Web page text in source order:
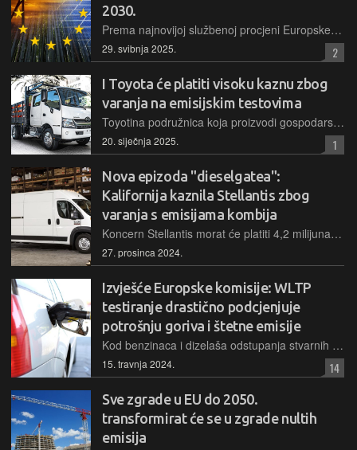
2030.
Prema najnovijoj službenoj procjeni Europske komisije i njenih stručni tijela, države članice EU-a postigle su značajan napredak u postizanju energetskih i klimatskih ciljeva u pogledu emisija i obnovljivih izvora
29. svibnja 2025. 2
I Toyota će platiti visoku kaznu zbog
varanja na emisijskim testovima
Toyotina podružnica koja proizvodi gospodarska vozila, Hino, nagodila se s američkim vlastima, kojima će morati platiti čak 1,6 milijardi dolara zbog svojeg doprinosa u aferi "dieselgate"
20. siječnja 2025. 1
Nova epizoda "dieselgatea":
Kalifornija kaznila Stellantis zbog
varanja s emisijama kombija
Koncern Stellantis morat će platiti 4,2 milijuna dolara jer je namještao emisijske vrijednosti za svoje dizelske modele dostavnih vozila, a morat će i povući one koji i dalje krše propise
27. prosinca 2024.
Izvješće Europske komisije: WLTP
testiranje drastično podcjenjuje
potrošnju goriva i štetne emisije
Kod benzinaca i dizelaša odstupanja stvarnih emisija od onih "službenih" su oko 20%, dok plug-in hibridi zagađuju i do 3,5 puta više, nego što to procjenjuje standardizirana metodologija
15. travnja 2024. 14
Sve zgrade u EU do 2050.
transformirat će se u zgrade nultih
emisija